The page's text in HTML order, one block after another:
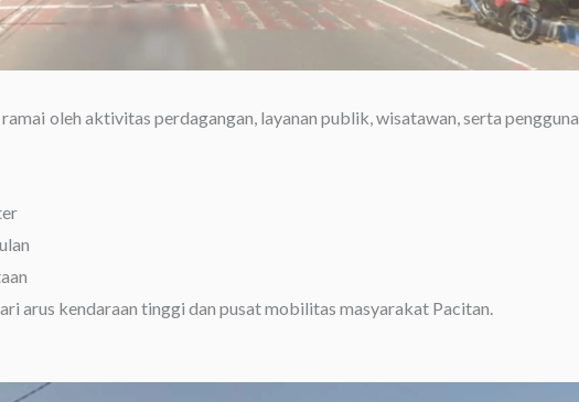
oleh aktivitas perdagangan, layanan publik, wisatawan, serta pengguna
arus kendaraan tinggi dan pusat mobilitas masyarakat Pacitan.